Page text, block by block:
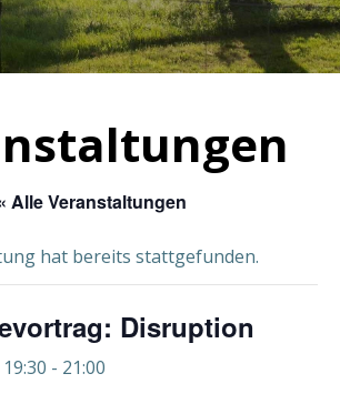
Alle Veranstaltungen
hat bereits stattgefunden.
Disruption
- 21:00